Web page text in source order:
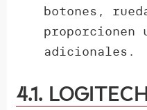
botones,
adicionales.
4.1.